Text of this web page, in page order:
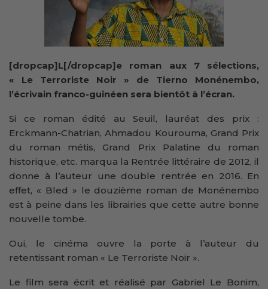
[dropcap]L[/dropcap]e roman aux 7 sélections,
« Le Terroriste Noir » de Tierno Monénembo,
l’écrivain franco-guinéen sera bientôt à l’écran.
Si ce roman édité au Seuil, lauréat des prix :
Erckmann-Chatrian, Ahmadou Kourouma, Grand Prix
du roman métis, Grand Prix Palatine du roman
historique, etc. marqua la Rentrée littéraire de 2012, il
donne à l’auteur une double rentrée en 2016. En
effet, « Bled » le douzième roman de Monénembo
est à peine dans les librairies que cette autre bonne
nouvelle tombe.
Oui, le cinéma ouvre la porte à l’auteur du
retentissant roman « Le Terroriste Noir ».
Le film sera écrit et réalisé par Gabriel Le Bonim,